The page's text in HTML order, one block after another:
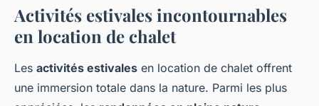
Activités estivales incontournables
en location de chalet
Les activités estivales en location de chalet offrent
une immersion totale dans la nature. Parmi les plus